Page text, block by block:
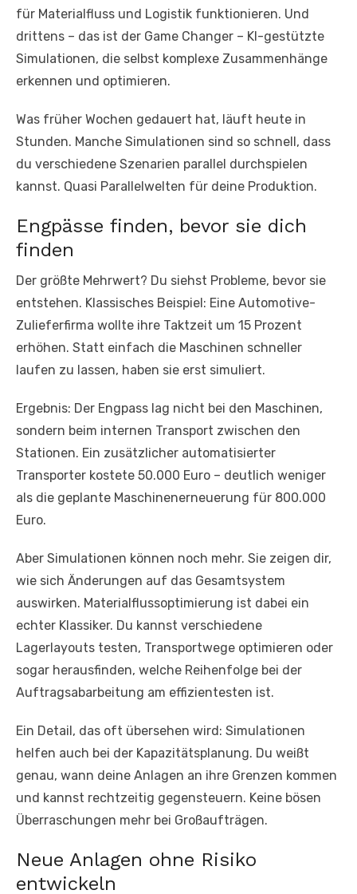
für Materialfluss und Logistik funktionieren. Und
drittens – das ist der Game Changer – KI-gestützte
Simulationen, die selbst komplexe Zusammenhänge
erkennen und optimieren.
Was früher Wochen gedauert hat, läuft heute in
Stunden. Manche Simulationen sind so schnell, dass
du verschiedene Szenarien parallel durchspielen
kannst. Quasi Parallelwelten für deine Produktion.
Engpässe finden, bevor sie dich
finden
Der größte Mehrwert? Du siehst Probleme, bevor sie
entstehen. Klassisches Beispiel: Eine Automotive-
Zulieferfirma wollte ihre Taktzeit um 15 Prozent
erhöhen. Statt einfach die Maschinen schneller
laufen zu lassen, haben sie erst simuliert.
Ergebnis: Der Engpass lag nicht bei den Maschinen,
sondern beim internen Transport zwischen den
Stationen. Ein zusätzlicher automatisierter
Transporter kostete 50.000 Euro – deutlich weniger
als die geplante Maschinenerneuerung für 800.000
Euro.
Aber Simulationen können noch mehr. Sie zeigen dir,
wie sich Änderungen auf das Gesamtsystem
auswirken. Materialflussoptimierung ist dabei ein
echter Klassiker. Du kannst verschiedene
Lagerlayouts testen, Transportwege optimieren oder
sogar herausfinden, welche Reihenfolge bei der
Auftragsabarbeitung am effizientesten ist.
Ein Detail, das oft übersehen wird: Simulationen
helfen auch bei der Kapazitätsplanung. Du weißt
genau, wann deine Anlagen an ihre Grenzen kommen
und kannst rechtzeitig gegensteuern. Keine bösen
Überraschungen mehr bei Großaufträgen.
Neue Anlagen ohne Risiko
entwickeln